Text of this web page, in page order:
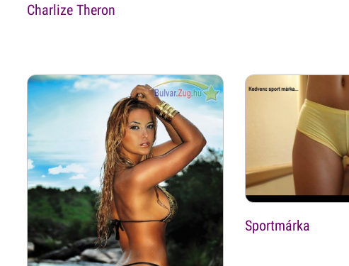
Charlize Theron
Sportmárka